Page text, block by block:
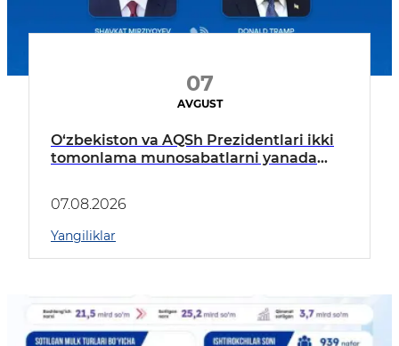
07
AVGUST
O‘zbekiston va AQSh Prezidentlari ikki
tomonlama munosabatlarni yanada
07.08.2026
Yangiliklar